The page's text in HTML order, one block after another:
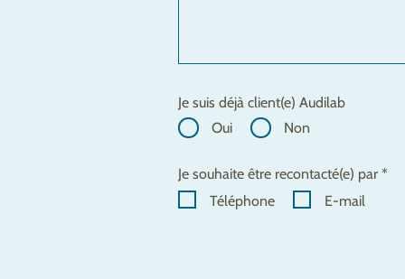
Je suis déjà client(e) Audilab
Oui
Non
Je souhaite être recontacté(e) par *
Téléphone
E-mail